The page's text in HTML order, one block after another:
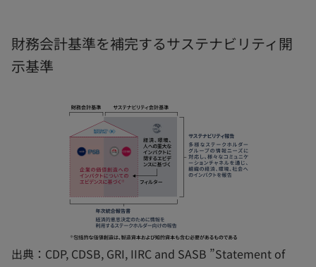
財務会計基準を補完するサステナビリティ開
示基準
出典：CDP, CDSB, GRI, IIRC and SASB ”Statement of